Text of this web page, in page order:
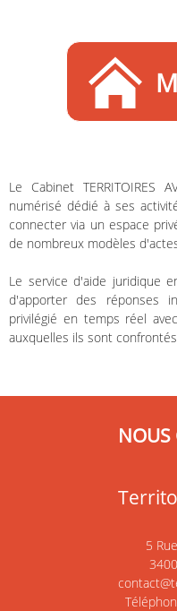
Le Cabinet TERRITOIRES
numérisé dédié à ses
connecter via un espace
de nombreux modèles
Le service d'aide juridique
d'apporter des réponses
privilégié en temps réel
auxquelles ils sont
NOUS
5